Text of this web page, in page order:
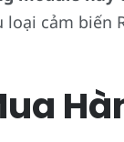
cảm biến